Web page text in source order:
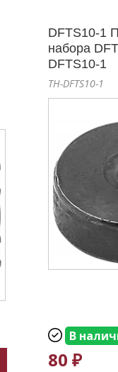
DFTS10-1
набора
DFTS10-1
TH-DFTS10-1
В
80 ₽